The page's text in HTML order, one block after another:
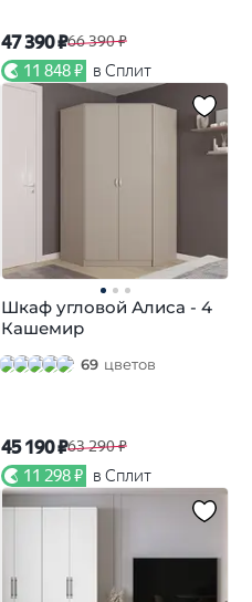
47 390 ₽66 390 ₽
11 848 ₽ в Сплит
Шкаф угловой Алиса - 4
Кашемир
69 цветов
45 190 ₽63 290 ₽
11 298 ₽ в Сплит